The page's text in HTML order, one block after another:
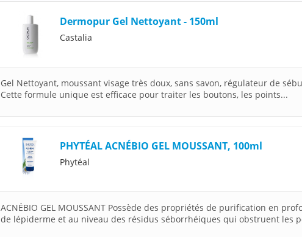
Dermopur Gel Nettoyant - 150ml
Castalia
Gel Nettoyant, moussant visage très doux, sans savon, régulateur de
Cette formule unique est efficace pour traiter les boutons, les points...
PHYTÉAL ACNÉBIO GEL MOUSSANT, 100ml
Phytéal
ACNÉBIO GEL MOUSSANT Possède des propriétés de purification en
de lépiderme et au niveau des résidus séborrhéiques qui obstruent les